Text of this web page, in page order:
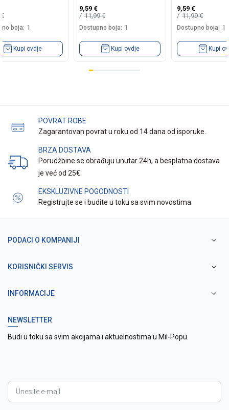
€
boja: 1
Kupi ovdje
9,59 €
11,99€
Dostupno boja: 1
Kupi ovdje
9,59 €
11,99€
Dostupno boja: 1
Kupi
POVRAT ROBE
Zagarantovan povrat u roku od 14 dana od isporuke.
BRZA DOSTAVA
Porudžbine se obrađuju unutar 24h, a besplatna dostava
je već od 25€.
EKSKLUZIVNE POGODNOSTI
Registrujte se i budite u toku sa svim novostima.
PODACI O KOMPANIJI
KORISNIČKI SERVIS
INFORMACIJE
NEWSLETTER
Budi u toku sa svim akcijama i aktuelnostima u Mil-Popu.